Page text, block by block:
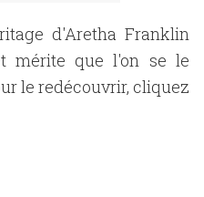
d'Aretha Franklin
mérite que l'on se le
le redécouvrir, cliquez